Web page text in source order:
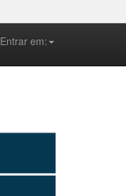
Entrar em: